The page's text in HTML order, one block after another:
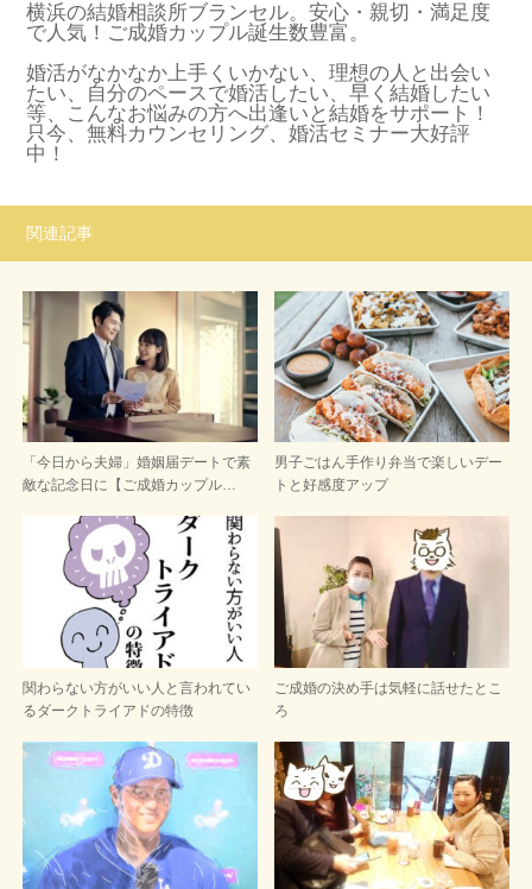
横浜の結婚相談所ブランセル。安心・親切・満足度
で人気！ご成婚カップル誕生数豊富。
婚活がなかなか上手くいかない、理想の人と出会い
たい、自分のペースで婚活したい、早く結婚したい
等、こんなお悩みの方へ出逢いと結婚をサポート！
只今、無料カウンセリング、婚活セミナー大好評
中！
関連記事
「今日から夫婦」婚姻届デートで素
敵な記念日に【ご成婚カップル…
男子ごはん手作り弁当で楽しいデー
トと好感度アップ
関わらない方がいい人と言われてい
るダークトライアドの特徴
ご成婚の決め手は気軽に話せたとこ
ろ